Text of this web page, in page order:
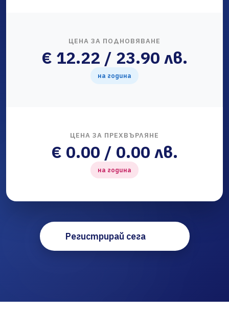
ЦЕНА ЗА ПОДНОВЯВАНЕ
€ 12.22 / 23.90 лв.
на година
ЦЕНА ЗА ПРЕХВЪРЛЯНЕ
€ 0.00 / 0.00 лв.
на година
Регистрирай сега